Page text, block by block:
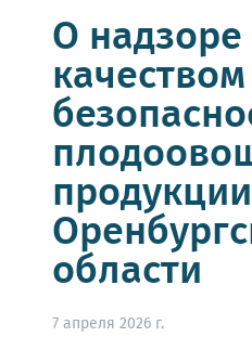
О надзоре
области
7 апреля 2026 г.